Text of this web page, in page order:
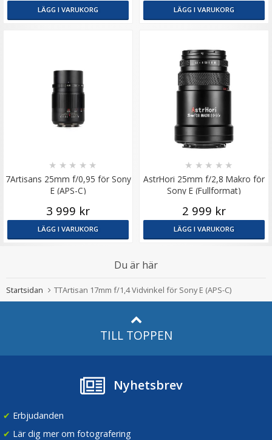
LÄGG I VARUKORG LÄGG I VARUKORG
7Artisans 25mm f/0,95 för Sony
E (APS-C)
★ ★ ★ ★ ★
3 999 kr
LÄGG I VARUKORG
AstrHori 25mm f/2,8 Makro för
Sony E (Fullformat)
★ ★ ★ ★ ★
2 999 kr
LÄGG I VARUKORG
Du är här
Startsidan TTArtisan 17mm f/1,4 Vidvinkel för Sony E (APS-C)
TILL TOPPEN
Nyhetsbrev
✔ Erbjudanden
✔ Lär dig mer om fotografering